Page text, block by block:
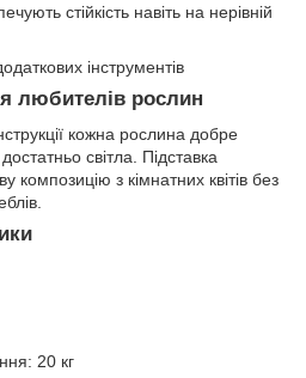
стійкість навіть на нерівній
інструментів
любителів рослин
кожна рослина добре
світла. Підставка
композицію з кімнатних квітів без
20 кг